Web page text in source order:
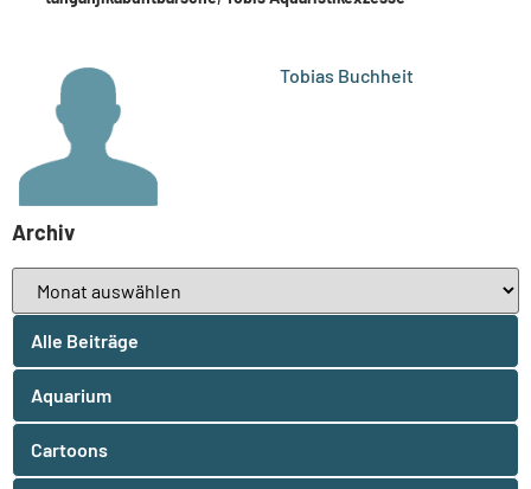
Tobias Buchheit
Archiv
Alle Beiträge
Aquarium
Cartoons